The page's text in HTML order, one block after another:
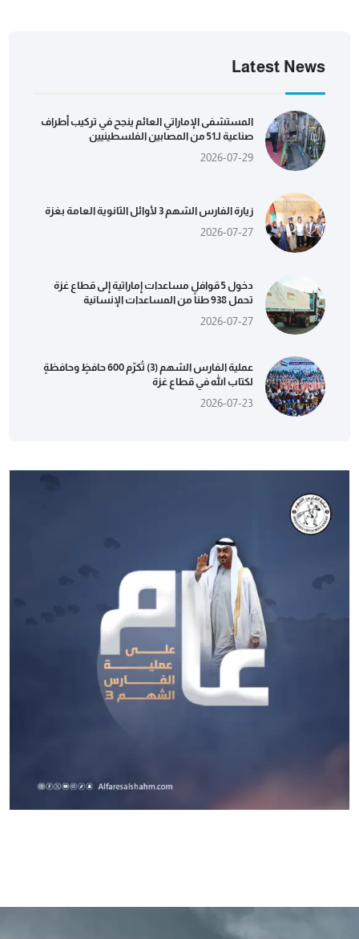
Latest News
المستشفى الإماراتي العائم ينجح في تركيب أطراف
صناعية لـ51 من المصابين الفلسطينيين
2026-07-29
زيارة الفارس الشهم 3 لأوائل الثانوية العامة بغزة
2026-07-27
دخول 5 قوافل مساعدات إماراتية إلى قطاع غزة
تحمل 938 طناً من المساعدات الإنسانية
2026-07-27
عملية الفارس الشهم (3) تُكرّم 600 حافظٍ وحافظةٍ
لكتاب الله في قطاع غزة
2026-07-23